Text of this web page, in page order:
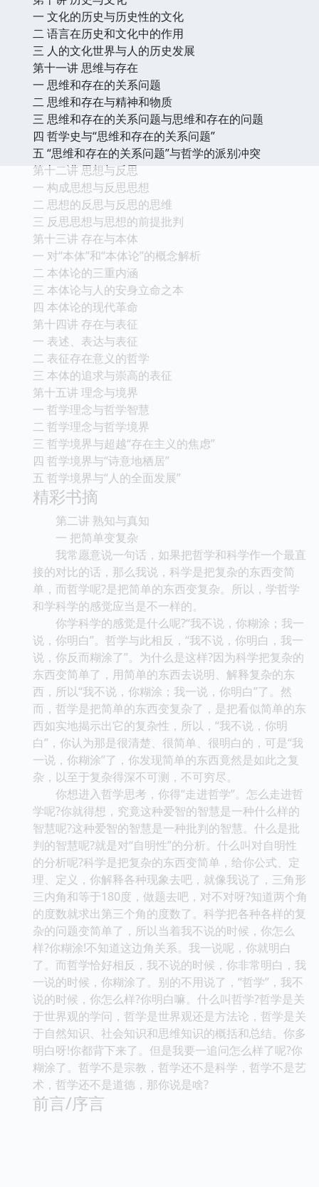
一 文化的历史与历史性的文化
二 语言在历史和文化中的作用
三 人的文化世界与人的历史发展
第十一讲 思维与存在
一 思维和存在的关系问题
二 思维和存在与精神和物质
三 思维和存在的关系问题与思维和存在的问题
四 哲学史与“思维和存在的关系问题”
五 “思维和存在的关系问题”与哲学的派别冲突
第十二讲 思想与反思
一 构成思想与反思思想
二 思想的反思与反思的思维
三 反思思想与思想的前提批判
第十三讲 存在与本体
一 对“本体”和“本体论”的概念解析
二 本体论的三重内涵
三 本体论与人的安身立命之本
四 本体论的现代革命
第十四讲 存在与表征
一 表述、表达与表征
二 表征存在意义的哲学
三 本体的追求与崇高的表征
第十五讲 理念与境界
一 哲学理念与哲学智慧
二 哲学理念与哲学境界
三 哲学境界与超越“存在主义的焦虑”
四 哲学境界与“诗意地栖居”
五 哲学境界与“人的全面发展”
精彩书摘
第二讲 熟知与真知
一 把简单变复杂
我常愿意说一句话，如果把哲学和科学作一个最直
接的对比的话，那么我说，科学是把复杂的东西变简
单，而哲学呢?是把简单的东西变复杂。所以，学哲学
和学科学的感觉应当是不一样的。
你学科学的感觉是什么呢?“我不说，你糊涂；我一
说，你明白”。哲学与此相反，“我不说，你明白，我一
说，你反而糊涂了”。为什么是这样?因为科学把复杂的
东西变简单了，用简单的东西去说明、解释复杂的东
西，所以“我不说，你糊涂；我一说，你明白”了。然
而，哲学是把简单的东西变复杂了，是把看似简单的东
西如实地揭示出它的复杂性，所以，“我不说，你明
白”，你认为那是很清楚、很简单、很明白的，可是“我
一说，你糊涂”了，你发现简单的东西竟然是如此之复
杂，以至于复杂得深不可测，不可穷尽。
你想进入哲学思考，你得“走进哲学”。怎么走进哲
学呢?你就得想，究竟这种爱智的智慧是一种什么样的
智慧呢?这种爱智的智慧是一种批判的智慧。什么是批
判的智慧呢?就是对“自明性”的分析。什么叫对自明性
的分析呢?科学是把复杂的东西变简单，给你公式、定
理、定义，你解释各种现象去吧，就像我说了，三角形
三内角和等于180度，做题去吧，对不对呀?知道两个角
的度数就求出第三个角的度数了。科学把各种各样的复
杂的问题变简单了，所以当着我不说的时候，你怎么
样?你糊涂!不知道这边角关系。我一说呢，你就明白
了。而哲学恰好相反，我不说的时候，你非常明白，我
一说的时候，你糊涂了。别的不用说了，“哲学”，我不
说的时候，你怎么样?你明白嘛。什么叫哲学?哲学是关
于世界观的学问，哲学是世界观还是方法论，哲学是关
于自然知识、社会知识和思维知识的概括和总结。你多
明白呀!你都背下来了。但是我要一追问怎么样了呢?你
糊涂了。哲学不是宗教，哲学还不是科学，哲学不是艺
术，哲学还不是道德，那你说是啥?
前言/序言